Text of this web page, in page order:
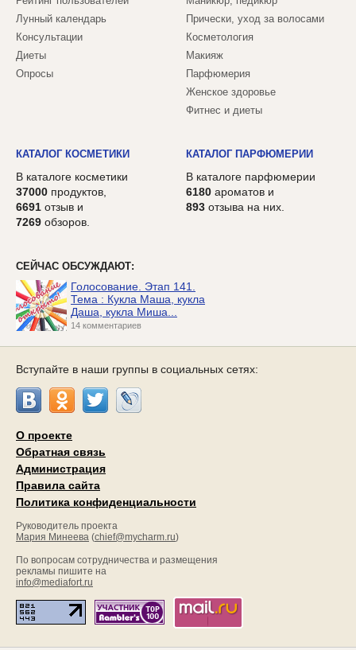
Лунный календарь
Консультации
Диеты
Опросы
Прически, уход за волосами
Косметология
Макияж
Парфюмерия
Женское здоровье
Фитнес и диеты
КАТАЛОГ КОСМЕТИКИ
В каталоге косметики
37000 продуктов,
6691 отзыв и
7269 обзоров.
КАТАЛОГ ПАРФЮМЕРИИ
В каталоге парфюмерии
6180 ароматов и
893 отзыва на них.
СЕЙЧАС ОБСУЖДАЮТ:
Голосование. Этап 141.
Тема : Кукла Маша, кукла
Даша, кукла Миша...
14 комментариев
Вступайте в наши группы в социальных сетях:
О проекте
Обратная связь
Администрация
Правила сайта
Политика конфиденциальности
Руководитель проекта
Мария Минеева (chief@mycharm.ru)
По вопросам сотрудничества и размещения
рекламы пишите на
info@mediafort.ru